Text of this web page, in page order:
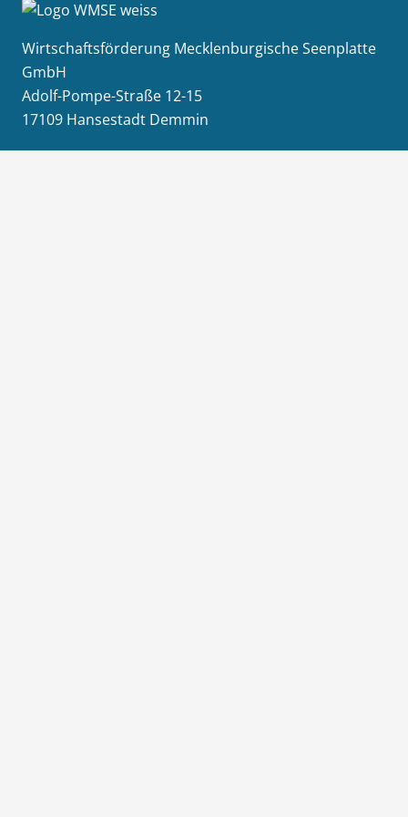
Wirtschaftsförderung Mecklenburgische Seenplatte
GmbH
Adolf-Pompe-Straße 12-15
17109 Hansestadt Demmin